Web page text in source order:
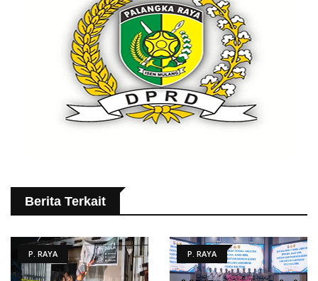
Berita Terkait
P. RAYA P. RAYA